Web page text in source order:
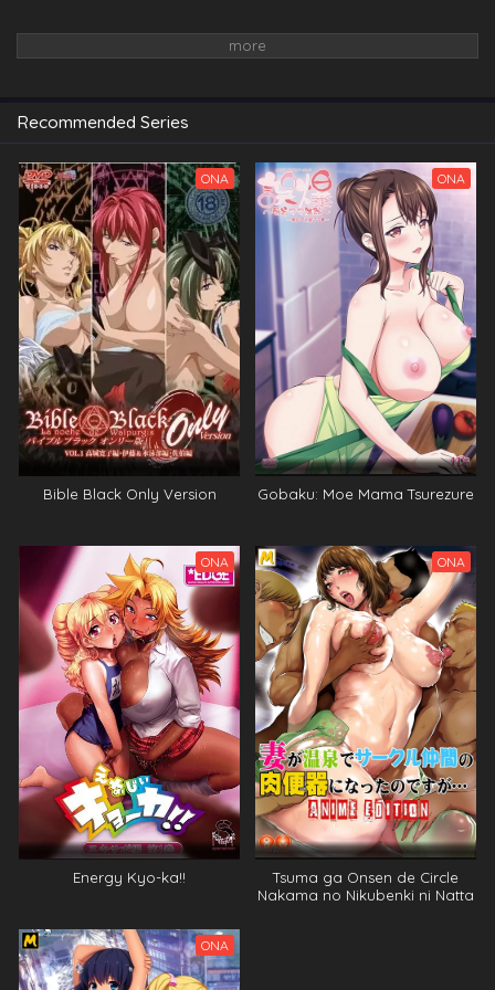
Recommended Series
ONA
Bible Black Only Version
ONA
Gobaku: Moe Mama Tsurezure
ONA
Energy Kyo-ka!!
ONA
Tsuma ga Onsen de Circle
Nakama no Nikubenki ni Natta
ONA